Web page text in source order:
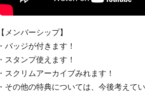
【メンバーシップ】
・バッジが付きます！
・スタンプ使えます！
・スクリムアーカイブみれます！
・その他の特典については、今後考えて